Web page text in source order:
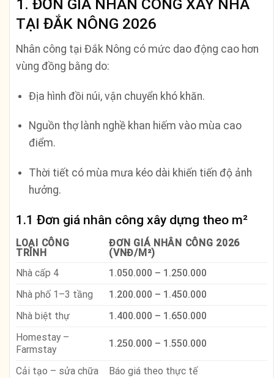
1. ĐƠN GIÁ NHÂN CÔNG XÂY NHÀ
TẠI ĐẮK NÔNG 2026
Nhân công tại Đắk Nông có mức dao động cao hơn
vùng đồng bằng do:
Địa hình đồi núi, vận chuyển khó khăn.
Nguồn thợ lành nghề khan hiếm vào mùa cao
điểm.
Thời tiết có mùa mưa kéo dài khiến tiến độ ảnh
hưởng.
1.1 Đơn giá nhân công xây dựng theo m²
LOẠI CÔNG
TRÌNH
ĐƠN GIÁ NHÂN CÔNG 2026
(VNĐ/M²)
Nhà cấp 4
1.050.000 – 1.250.000
Nhà phố 1–3 tầng
1.200.000 – 1.450.000
Nhà biệt thự
1.400.000 – 1.650.000
Homestay –
Farmstay
1.250.000 – 1.550.000
Cải tạo – sửa chữa Báo giá theo thực tế